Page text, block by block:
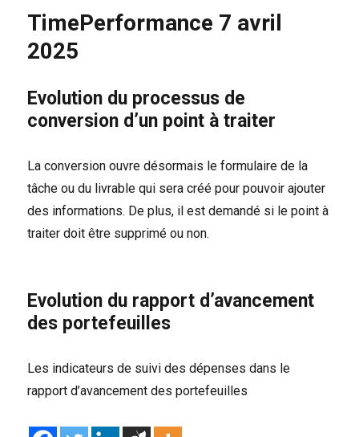
TimePerformance 7 avril
2025
Evolution du processus de
conversion d’un point à traiter
La conversion ouvre désormais le formulaire de la
tâche ou du livrable qui sera créé pour pouvoir ajouter
des informations. De plus, il est demandé si le point à
traiter doit être supprimé ou non.
Evolution du rapport d’avancement
des portefeuilles
Les indicateurs de suivi des dépenses dans le
rapport d’avancement des portefeuilles